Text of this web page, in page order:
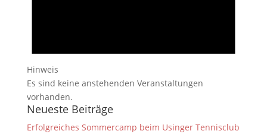
Hinweis
Es sind keine anstehenden Veranstaltungen
vorhanden.
Neueste Beiträge
Erfolgreiches Sommercamp beim Usinger Tennisclub